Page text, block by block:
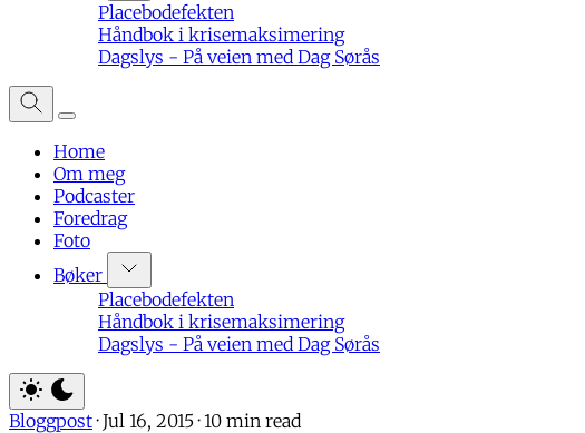
Placebodefekten
Håndbok i krisemaksimering
Dagslys - På veien med Dag Sørås
Home
Om meg
Podcaster
Foredrag
Foto
Bøker
Placebodefekten
Håndbok i krisemaksimering
Dagslys - På veien med Dag Sørås
Bloggpost · Jul 16, 2015 · 10 min read